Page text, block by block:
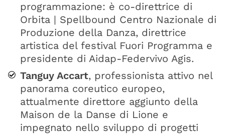
programmazione: è co-direttrice di
Orbita | Spellbound Centro Nazionale di
Produzione della Danza, direttrice
artistica del festival Fuori Programma e
presidente di Aidap-Federvivo Agis.
Tanguy Accart, professionista attivo nel
panorama coreutico europeo,
attualmente direttore aggiunto della
Maison de la Danse di Lione e
impegnato nello sviluppo di progetti